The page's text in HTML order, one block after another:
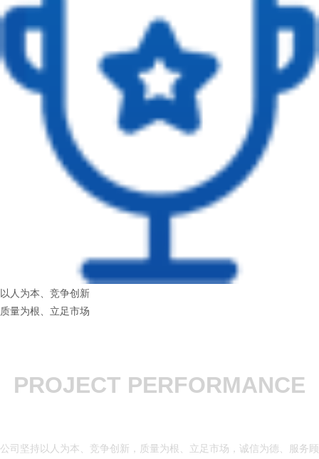
以人为本、竞争创新
质量为根、立足市场
PROJECT PERFORMANCE
公司坚持以人为本、竞争创新，质量为根、立足市场，诚信为德、服务顾